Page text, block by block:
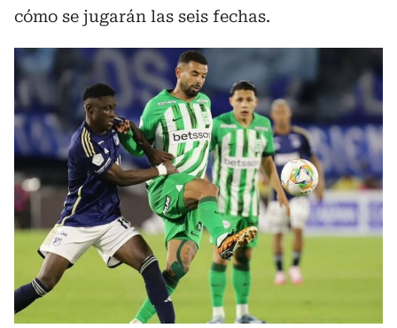
cómo se jugarán las seis fechas.